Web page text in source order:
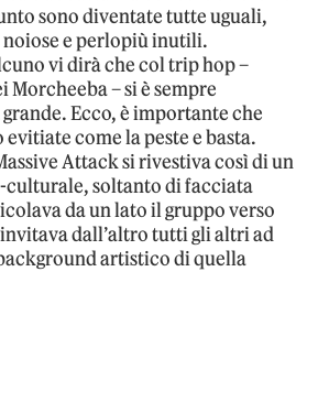
sono diventate tutte uguali,
e perlopiù inutili.
vi dirà che col trip hop –
Morcheeba – si è sempre
Ecco, è importante che
evitiate come la peste e basta.
Attack si rivestiva così di un
culturale, soltanto di facciata
da un lato il gruppo verso
dall’altro tutti gli altri ad
artistico di quella